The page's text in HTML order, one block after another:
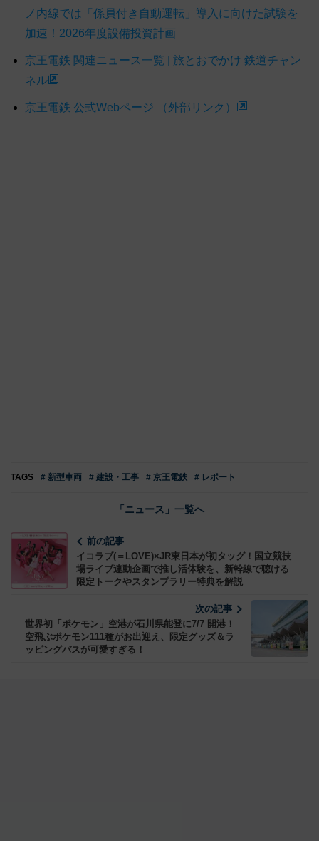
ノ内線では「係員付き自動運転」導入に向けた試験を
加速！2026年度設備投資計画
京王電鉄 関連ニュース一覧 | 旅とおでかけ 鉄道チャン
ネル
京王電鉄 公式Webページ （外部リンク）
TAGS # 新型車両 # 建設・工事 # 京王電鉄 # レポート
「ニュース」一覧へ
前の記事
イコラブ(＝LOVE)×JR東日本が初タッグ！国立競技
場ライブ連動企画で推し活体験を、新幹線で聴ける
限定トークやスタンプラリー特典を解説
次の記事
世界初「ポケモン」空港が石川県能登に7/7 開港！
空飛ぶポケモン111種がお出迎え、限定グッズ＆ラ
ッピングバスが可愛すぎる！